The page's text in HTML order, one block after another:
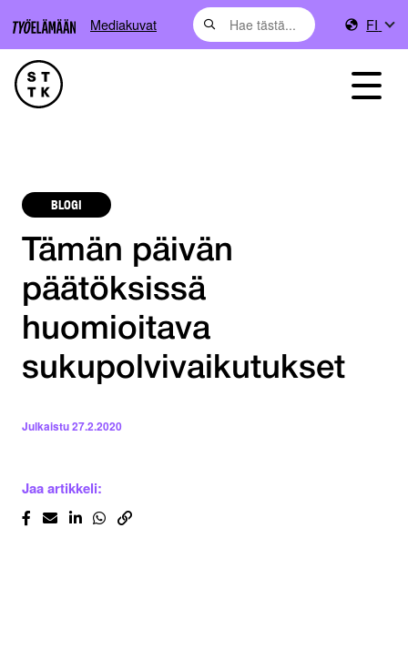
Mediakuvat FI
BLOGI
Tämän päivän
päätöksissä
huomioitava
sukupolvivaikutukset
Julkaistu27.2.2020
Jaa artikkeli: